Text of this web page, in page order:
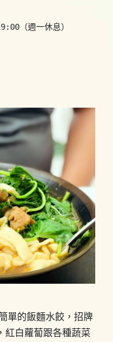
（週一休息）
單的飯麵水餃，招牌
紅白蘿蔔跟各種蔬菜